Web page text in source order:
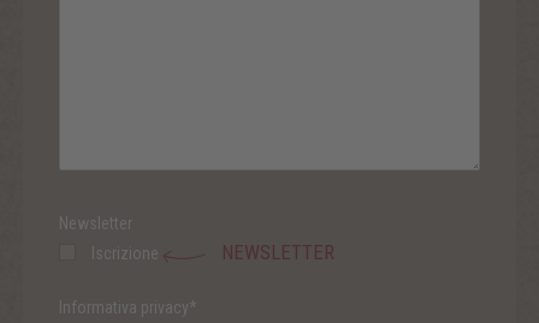
Newsletter
Iscrizione
NEWSLETTER
Informativa privacy*